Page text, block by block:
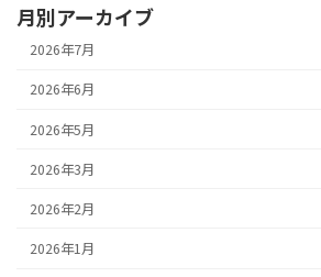
月別アーカイブ
2026年7月
2026年6月
2026年5月
2026年3月
2026年2月
2026年1月